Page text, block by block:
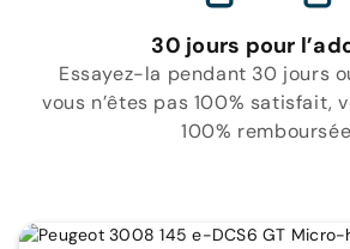
30 jours pour
Essayez-la pendant 30 jours
vous n’êtes pas 100% satisfait,
100%